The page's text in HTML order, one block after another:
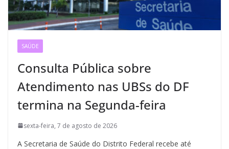
SAÚDE
Consulta Pública sobre
Atendimento nas UBSs do DF
termina na Segunda-feira
sexta-feira, 7 de agosto de 2026
A Secretaria de Saúde do Distrito Federal recebe até